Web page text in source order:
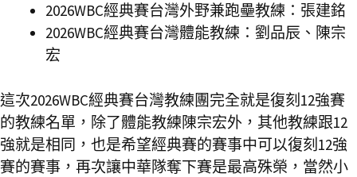
2026WBC經典賽台灣外野兼跑壘教練：張建銘
2026WBC經典賽台灣體能教練：劉品辰、陳宗
宏
這次2026WBC經典賽台灣教練團完全就是復刻12強賽
的教練名單，除了體能教練陳宗宏外，其他教練跟12
強就是相同，也是希望經典賽的賽事中可以復刻12強
賽的賽事，再次讓中華隊奪下賽是最高殊榮，當然小